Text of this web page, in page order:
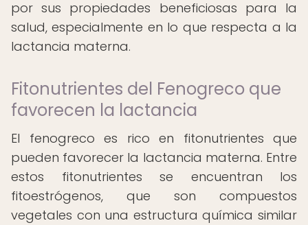
por sus propiedades beneficiosas para la
salud, especialmente en lo que respecta a la
lactancia materna.
Fitonutrientes del Fenogreco que
favorecen la lactancia
El fenogreco es rico en fitonutrientes que
pueden favorecer la lactancia materna. Entre
estos fitonutrientes se encuentran los
fitoestrógenos, que son compuestos
vegetales con una estructura química similar